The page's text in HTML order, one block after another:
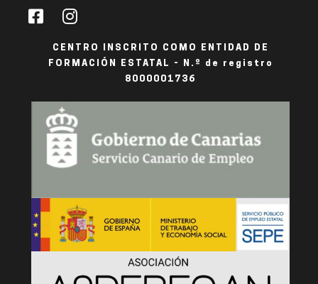
CENTRO INSCRITO COMO ENTIDAD DE
FORMACIÓN ESTATAL - N.º de registro
8000001736